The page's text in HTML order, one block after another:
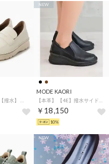
MODE KAORI
￥18,150
NEW
10%
NEW